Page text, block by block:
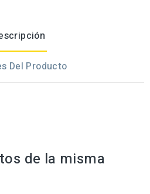
Del Producto
de la misma